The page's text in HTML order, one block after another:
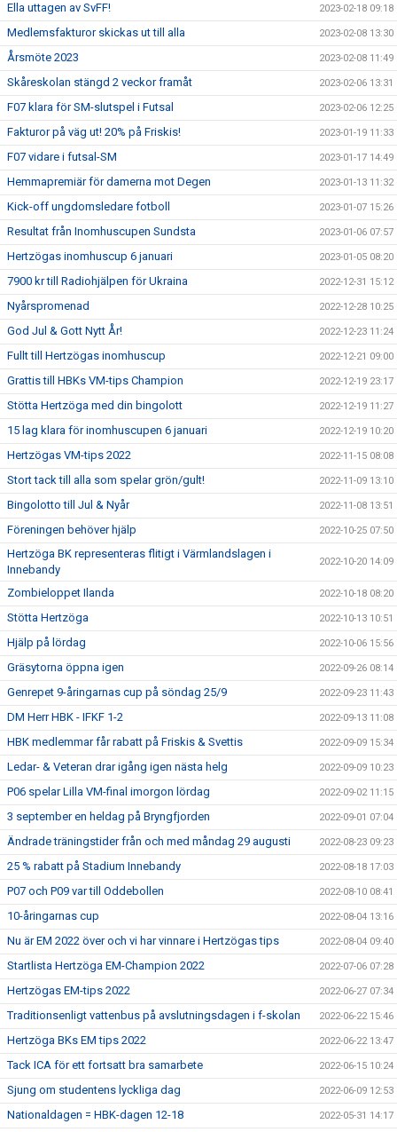
Ella uttagen av SvFF! 2023-02-18 09:18
Medlemsfakturor skickas ut till alla 2023-02-08 13:30
Årsmöte 2023 2023-02-08 11:49
Skåreskolan stängd 2 veckor framåt 2023-02-06 13:31
F07 klara för SM-slutspel i Futsal 2023-02-06 12:25
Fakturor på väg ut! 20% på Friskis! 2023-01-19 11:33
F07 vidare i futsal-SM 2023-01-17 14:49
Hemmapremiär för damerna mot Degen 2023-01-13 11:32
Kick-off ungdomsledare fotboll 2023-01-07 15:26
Resultat från Inomhuscupen Sundsta 2023-01-06 07:57
Hertzögas inomhuscup 6 januari 2023-01-05 08:20
7900 kr till Radiohjälpen för Ukraina 2022-12-31 15:12
Nyårspromenad 2022-12-28 10:25
God Jul & Gott Nytt År! 2022-12-23 11:24
Fullt till Hertzögas inomhuscup 2022-12-21 09:00
Grattis till HBKs VM-tips Champion 2022-12-19 23:17
Stötta Hertzöga med din bingolott 2022-12-19 11:27
15 lag klara för inomhuscupen 6 januari 2022-12-19 10:20
Hertzögas VM-tips 2022 2022-11-15 08:08
Stort tack till alla som spelar grön/gult! 2022-11-09 13:10
Bingolotto till Jul & Nyår 2022-11-08 13:51
Föreningen behöver hjälp 2022-10-25 07:50
Hertzöga BK representeras flitigt i Värmlandslagen i
Innebandy
2022-10-20 14:09
Zombieloppet Ilanda 2022-10-18 08:20
Stötta Hertzöga 2022-10-13 10:51
Hjälp på lördag 2022-10-06 15:56
Gräsytorna öppna igen 2022-09-26 08:14
Genrepet 9-åringarnas cup på söndag 25/9 2022-09-23 11:43
DM Herr HBK - IFKF 1-2 2022-09-13 11:08
HBK medlemmar får rabatt på Friskis & Svettis 2022-09-09 15:34
Ledar- & Veteran drar igång igen nästa helg 2022-09-09 10:23
P06 spelar Lilla VM-final imorgon lördag 2022-09-02 11:15
3 september en heldag på Bryngfjorden 2022-09-01 07:04
Ändrade träningstider från och med måndag 29 augusti 2022-08-23 09:23
25 % rabatt på Stadium Innebandy 2022-08-18 17:03
P07 och P09 var till Oddebollen 2022-08-10 08:41
10-åringarnas cup 2022-08-04 13:16
Nu är EM 2022 över och vi har vinnare i Hertzögas tips 2022-08-04 09:40
Startlista Hertzöga EM-Champion 2022 2022-07-06 07:28
Hertzögas EM-tips 2022 2022-06-27 07:34
Traditionsenligt vattenbus på avslutningsdagen i f-skolan 2022-06-22 15:46
Hertzöga BKs EM tips 2022 2022-06-22 13:47
Tack ICA för ett fortsatt bra samarbete 2022-06-15 10:24
Sjung om studentens lyckliga dag 2022-06-09 12:53
Nationaldagen = HBK-dagen 12-18 2022-05-31 14:17